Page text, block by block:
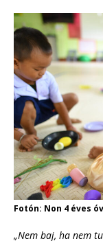
Fotón: Non 4 éves
„Nem baj, ha nem